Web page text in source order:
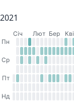
2021
Cіч Лют Бер Кві
Пн
Ср
Пт
Нд